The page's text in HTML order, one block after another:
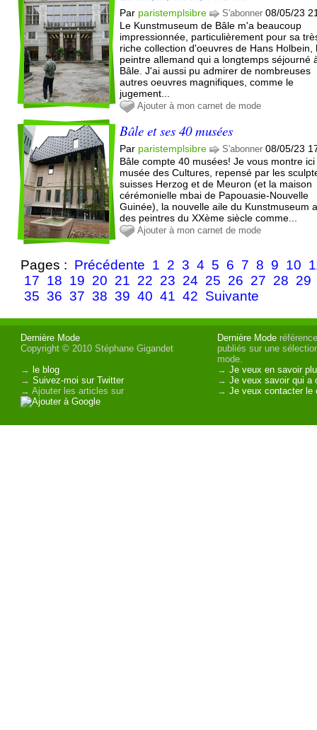
Par paristemplsibre S'abonner 08/05/23
Le Kunstmuseum de Bâle m'a beaucoup
impressionnée, particulièrement pour sa
riche collection d'oeuvres de Hans Holbein,
peintre allemand qui a longtemps séjourné
Bâle. J'ai aussi pu admirer de nombreuses
autres oeuvres magnifiques, comme le
jugement...
Ajouter à mon carnet de mode
Bâle et ses 40 musées
Par paristemplsibre S'abonner 08/05/23
Bâle compte 40 musées! Je vous montre ici
musée des Cultures, repensé par les
suisses Herzog et de Meuron (et la maison
cérémonielle mbai de Papouasie-Nouvelle
Guinée), la nouvelle aile du Kunstmuseum
des peintres du XXème siècle comme...
Ajouter à mon carnet de mode
Pages : Précédente 1 2 3 4 5 6 7 8 9 10
17 18 19 20 21 22 23 24 25 26 27 28 29
35 36 37 38 39 40 41 42 Suivante
Dernière Mode
Copyright © 2010 Stéphane Gigandet
→le blog
→Suivez-moi sur Twitter
→ Ajouter les articles sur
Dernière Mode
publiés sur une
mode.
→Je veux en savoir
→Je veux savoir qui a
→Je veux contacter le